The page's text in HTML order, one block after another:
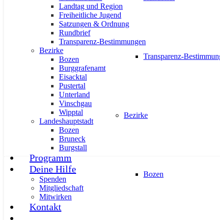
Transparenz-
Bezirke
Bozen
Landtag und Region
Freiheitliche Jugend
Satzungen & Ordnung
Rundbrief
Transparenz-Bestimmungen
Bezirke
Bozen
Burggrafenamt
Eisacktal
Pustertal
Unterland
Vinschgau
Wipptal
Landeshauptstadt
Bozen
Bruneck
Burgstall
Programm
Deine Hilfe
Spenden
Mitgliedschaft
Mitwirken
Kontakt
Die Obstmarktordnung am Bozner
10. Februar 2025
AKTUELLBEZIRKE GEMEINDEN